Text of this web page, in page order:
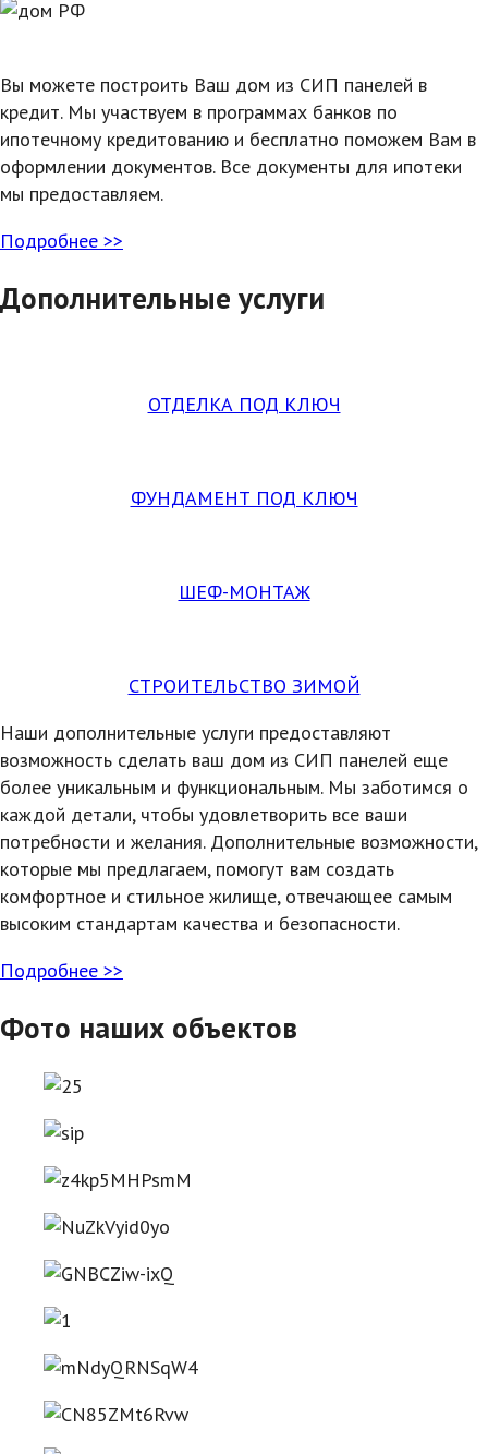
Вы можете построить Ваш дом из СИП панелей в
кредит. Мы участвуем в программах банков по
ипотечному кредитованию и бесплатно поможем Вам в
оформлении документов. Все документы для ипотеки
мы предоставляем.
Подробнее >>
Дополнительные услуги
ОТДЕЛКА ПОД КЛЮЧ
ФУНДАМЕНТ ПОД КЛЮЧ
ШЕФ-МОНТАЖ
СТРОИТЕЛЬСТВО ЗИМОЙ
Наши дополнительные услуги предоставляют
возможность сделать ваш дом из СИП панелей еще
более уникальным и функциональным. Мы заботимся о
каждой детали, чтобы удовлетворить все ваши
потребности и желания. Дополнительные возможности,
которые мы предлагаем, помогут вам создать
комфортное и стильное жилище, отвечающее самым
высоким стандартам качества и безопасности.
Подробнее >>
Фото наших объектов